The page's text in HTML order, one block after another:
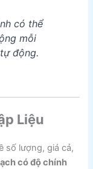
có thể
mỗi
động.
Liệu
số lượng, giá cả,
có độ chính